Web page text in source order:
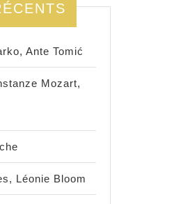
Ante Tomić
Mozart,
Léonie Bloom